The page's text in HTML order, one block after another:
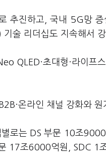
추진하고, 국내 5G망
술 리더십도 지속해서
QLED·초대형·라이프
온라인 채널 강화와
로는 DS 부문 10조
17조6000억원, SDC 1